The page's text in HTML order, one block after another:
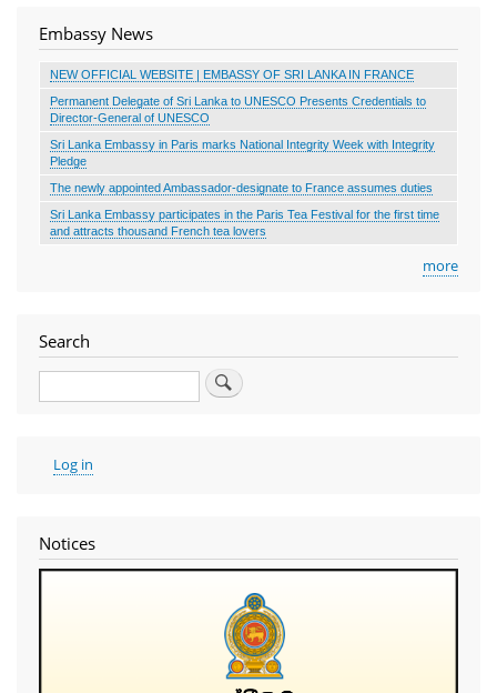
Embassy News
NEW OFFICIAL WEBSITE | EMBASSY OF SRI LANKA IN FRANCE
Permanent Delegate of Sri Lanka to UNESCO Presents Credentials to
Director-General of UNESCO
Sri Lanka Embassy in Paris marks National Integrity Week with Integrity
Pledge
The newly appointed Ambassador-designate to France assumes duties
Sri Lanka Embassy participates in the Paris Tea Festival for the first time
and attracts thousand French tea lovers
more
Search
Search
User
account
Log in
Notices